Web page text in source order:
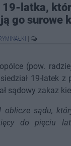
latka,
go surowe
(pow.
19-latek
sądowy zakaz
oblicze sądu,
do pięciu